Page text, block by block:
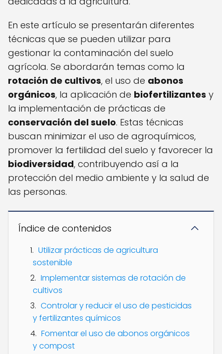
En este artículo se presentarán diferentes
técnicas que se pueden utilizar para
gestionar la contaminación del suelo
agrícola. Se abordarán temas como la
rotación de cultivos, el uso de abonos
orgánicos, la aplicación de biofertilizantes y
la implementación de prácticas de
conservación del suelo. Estas técnicas
buscan minimizar el uso de agroquímicos,
promover la fertilidad del suelo y favorecer la
biodiversidad, contribuyendo así a la
protección del medio ambiente y la salud de
las personas.
Índice de contenidos
Utilizar prácticas de agricultura
sostenible
Implementar sistemas de rotación de
cultivos
Controlar y reducir el uso de pesticidas
y fertilizantes químicos
Fomentar el uso de abonos orgánicos
y compost